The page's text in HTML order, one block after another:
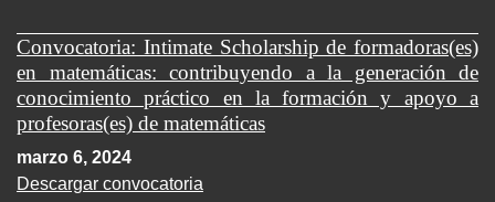
Convocatoria: Intimate Scholarship de formadoras(es)
en matemáticas: contribuyendo a la generación de
conocimiento práctico en la formación y apoyo a
profesoras(es) de matemáticas
marzo 6, 2024
Descargar convocatoria